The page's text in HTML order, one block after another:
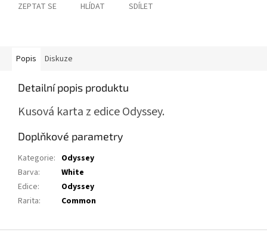
ZEPTAT SE HLÍDAT SDÍLET
Popis Diskuze
Detailní popis produktu
Kusová karta z edice Odyssey.
Doplňkové parametry
Kategorie: Odyssey
Barva:
White
Edice:
Odyssey
Rarita: Common